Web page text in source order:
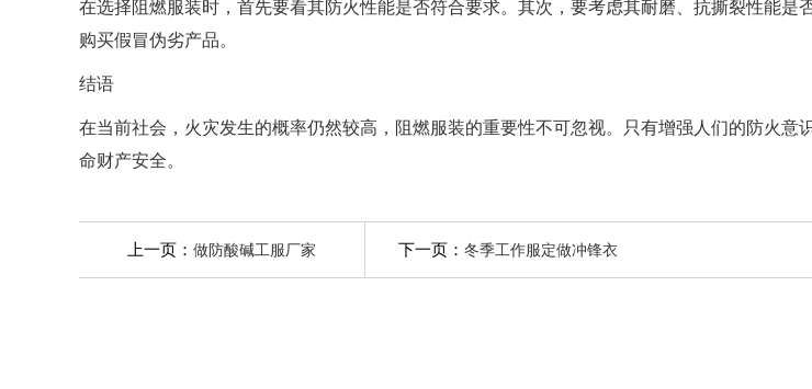
在选择阻燃服装时，首先要看其防火性能是否符合要求。其次，要考虑其耐磨、抗撕裂性能
购买假冒伪劣产品。
结语
在当前社会，火灾发生的概率仍然较高，阻燃服装的重要性不可忽视。只有增强人们的防火
命财产安全。
上一页： 做防酸碱工服厂家 下一页： 冬季工作服定做冲锋衣